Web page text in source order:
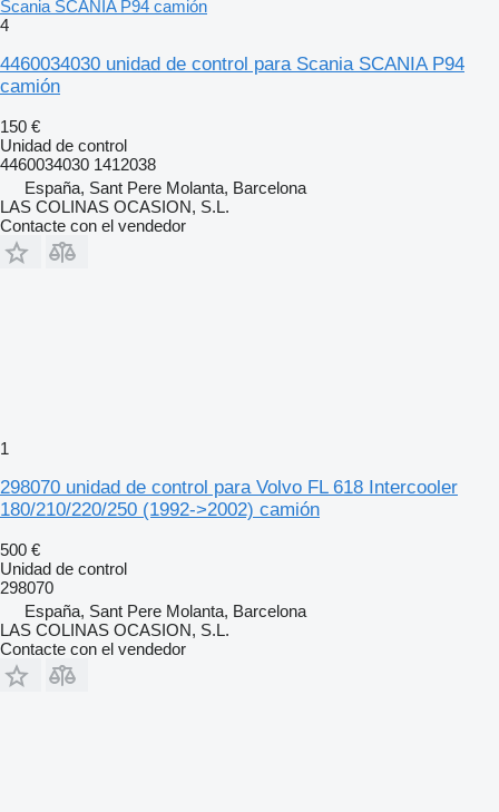
Scania SCANIA P94 camión
4
4460034030 unidad de control para Scania SCANIA P94
camión
150 €
Unidad de control
4460034030 1412038
España, Sant Pere Molanta, Barcelona
LAS COLINAS OCASION, S.L.
Contacte con el vendedor
1
298070 unidad de control para Volvo FL 618 Intercooler
180/210/220/250 (1992->2002) camión
500 €
Unidad de control
298070
España, Sant Pere Molanta, Barcelona
LAS COLINAS OCASION, S.L.
Contacte con el vendedor